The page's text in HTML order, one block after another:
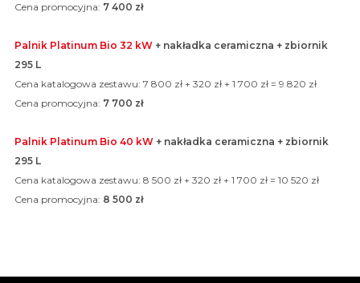
Cena promocyjna: 7 400 zł
Palnik Platinum Bio 32 kW + nakładka ceramiczna + zbiornik
295 L
Cena katalogowa zestawu: 7 800 zł + 320 zł + 1 700 zł = 9 820 zł
Cena promocyjna: 7 700 zł
Palnik Platinum Bio 40 kW + nakładka ceramiczna + zbiornik
295 L
Cena katalogowa zestawu: 8 500 zł + 320 zł + 1 700 zł = 10 520 zł
Cena promocyjna: 8 500 zł